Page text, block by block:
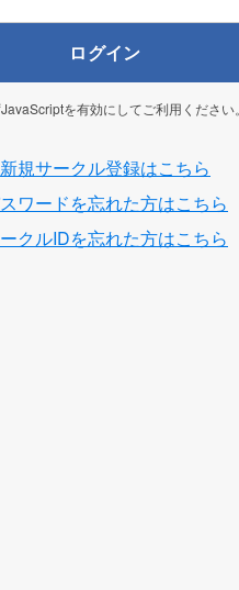
ログイン
を有効にしてご利用ください。
新規サークル登録はこちら
ワードを忘れた方はこちら
クルIDを忘れた方はこちら